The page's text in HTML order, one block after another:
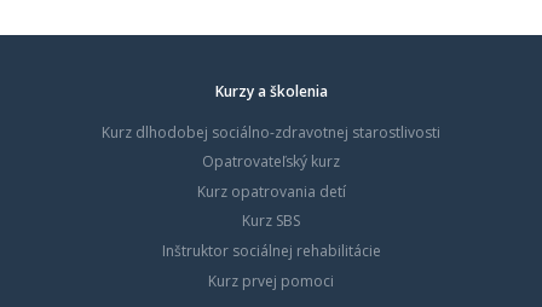
Kurzy a školenia
Kurz dlhodobej sociálno-zdravotnej starostlivosti
Opatrovateľský kurz
Kurz opatrovania detí
Kurz SBS
Inštruktor sociálnej rehabilitácie
Kurz prvej pomoci